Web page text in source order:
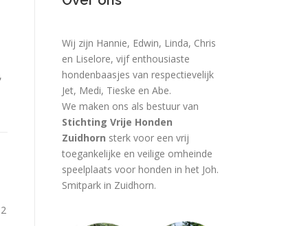
Wij zijn Hannie, Edwin, Linda, Chris
en Liselore, vijf enthousiaste
hondenbaasjes van respectievelijk
Jet, Medi, Tieske en Abe.
We maken ons als bestuur van
Stichting Vrije Honden
Zuidhorn sterk voor een vrij
toegankelijke en veilige omheinde
speelplaats voor honden in het Joh.
Smitpark in Zuidhorn.